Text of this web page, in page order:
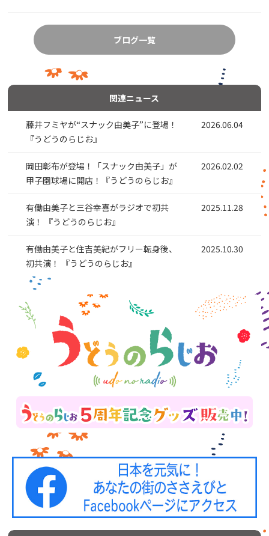
ブログ一覧
関連ニュース
藤井フミヤが“スナック由美子”に登場！
『うどうのらじお』
2026.06.04
岡田彰布が登場！「スナック由美子」が
甲子園球場に開店！『うどうのらじお』
2026.02.02
有働由美子と三谷幸喜がラジオで初共
演！ 『うどうのらじお』
2025.11.28
有働由美子と住吉美紀がフリー転身後、
初共演！ 『うどうのらじお』
2025.10.30